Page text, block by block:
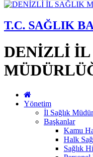
T.C. SAĞLIK
DENİZLİ
Yönetim
İl Sağlık
Başkanlar
Kamu
Halk
Sağlık